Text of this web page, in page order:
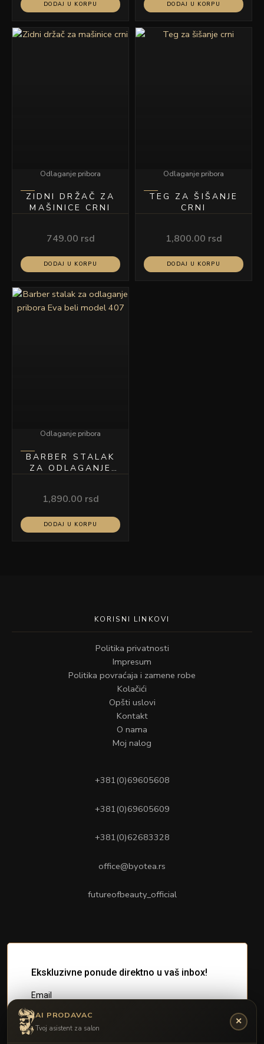
DODAJ U KORPU DODAJ U KORPU
Odlaganje pribora
ZIDNI DRŽAČ ZA
MAŠINICE CRNI
749.00 rsd
DODAJ U KORPU
Odlaganje pribora
TEG ZA ŠIŠANJE
CRNI
1,800.00 rsd
DODAJ U KORPU
Odlaganje pribora
BARBER STALAK
ZA ODLAGANJE
1,890.00 rsd
DODAJ U KORPU
KORISNI LINKOVI
Politika privatnosti
Impresum
Politika povraćaja i zamene robe
Kolačići
Opšti uslovi
Kontakt
O nama
Moj nalog
+381(0)69605608
+381(0)69605609
+381(0)62683328
office@byotea.rs
futureofbeauty_official
AI PRODAVAC
Tvoj asistent za salon
✕